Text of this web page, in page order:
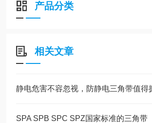
产品分类
相关文章
静电危害不容忽视，防静电三角带值得
SPA SPB SPC SPZ国家标准的三角带